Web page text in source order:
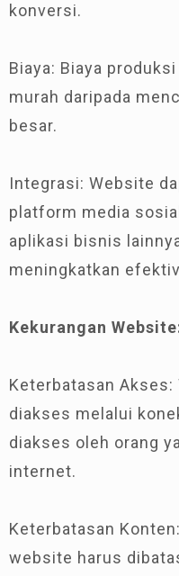
konversi.
Biaya: Biaya
murah daripada
besar.
Integrasi: Website
platform media
aplikasi bisnis
meningkatkan
Kekurangan
Keterbatasan
diakses melalui
diakses oleh orang
internet.
Keterbatasan
website harus